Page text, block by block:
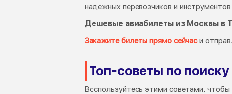
надежных перевозчиков и
Дешевые авиабилеты из Москвы в
Закажите билеты прямо сейчаси
Топ-советы по
Воспользуйтесь этими советами,